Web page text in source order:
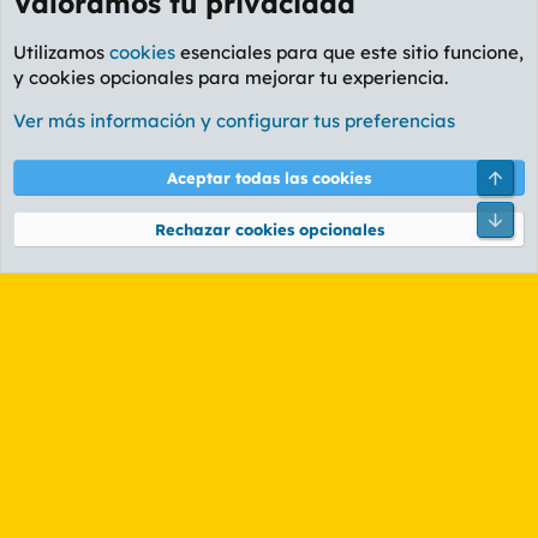
Foro Rapiñas
Cookies
PL OLDSTYLE AMARILLO
Términos y reglas Política de privacidad Ayuda
Community platform by XenForo® © 2010-2026 XenForo Ltd.
Utilizamos cookies esenciales para que este sitio funcione,
y cookies opcionales para mejorar tu experiencia.
Ver más información y configurar tus preferencias
Aceptar todas las cookies
Rechazar cookies opcionales
Pie